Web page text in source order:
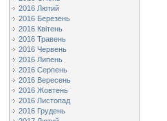
2016 Лютий
2016 Березень
2016 Квітень
2016 Травень
2016 Червень
2016 Липень
2016 Серпень
2016 Вересень
2016 Жовтень
2016 Листопад
2016 Грудень